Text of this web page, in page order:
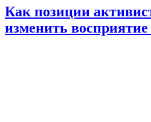
Как позиции
изменить